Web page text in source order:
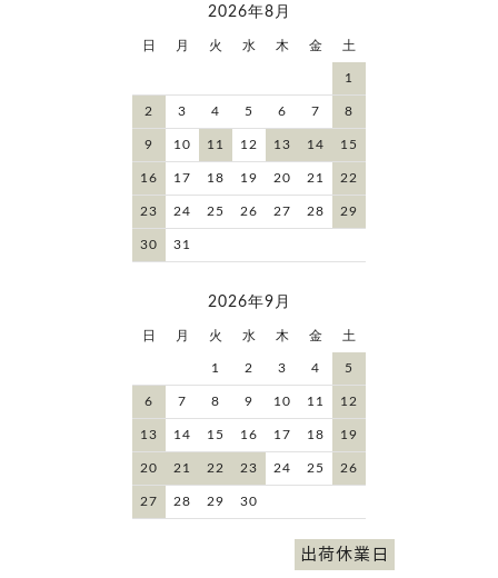
2026年8月
日 月 火 水 木 金 土
1
2 3 4 5 6 7 8
9 10 11 12 13 14 15
16 17 18 19 20 21 22
23 24 25 26 27 28 29
30 31
2026年9月
日 月 火 水 木 金 土
1 2 3 4 5
6 7 8 9 10 11 12
13 14 15 16 17 18 19
20 21 22 23 24 25 26
27 28 29 30
出荷休業日